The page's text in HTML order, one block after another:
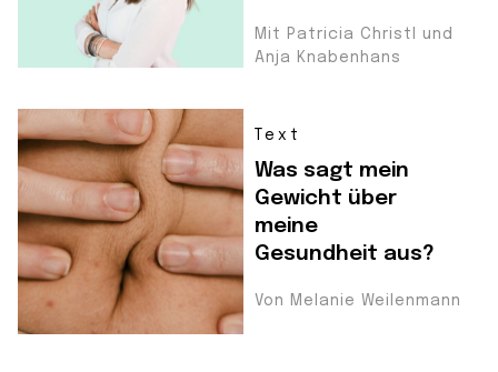
Mit Patricia Christl und
Anja Knabenhans
Text
Was sagt mein
Gewicht über
meine
Gesundheit aus?
Von Melanie Weilenmann